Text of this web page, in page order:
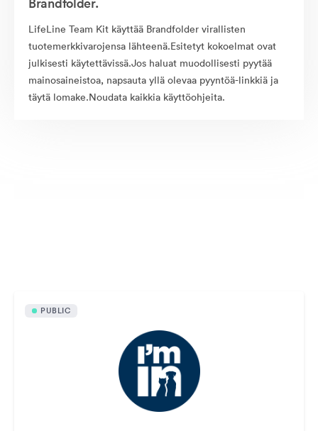
LifeLine Team Kit käyttää Brandfolder virallisten
tuotemerkkivarojensa lähteenä.Esitetyt kokoelmat ovat
julkisesti käytettävissä.Jos haluat muodollisesti pyytää
mainosaineistoa, napsauta yllä olevaa pyyntöä-linkkiä ja
täytä lomake.Noudata kaikkia käyttöohjeita.
PUBLIC